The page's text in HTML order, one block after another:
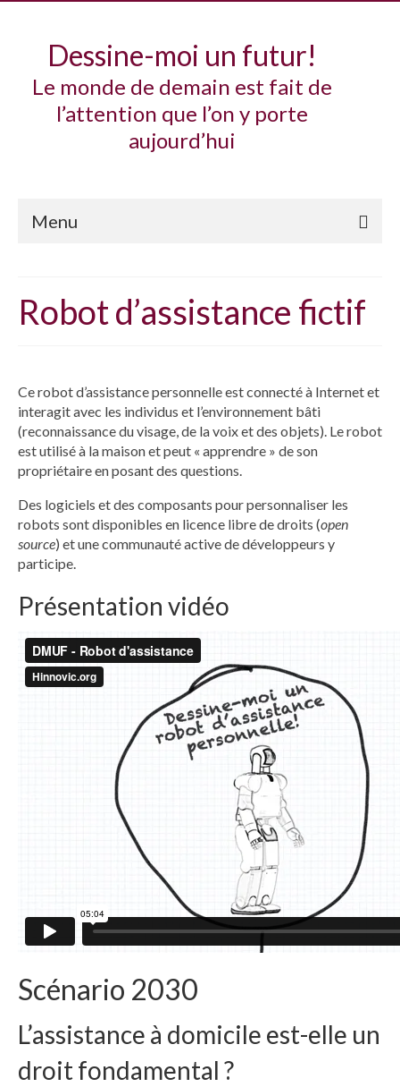
Dessine-moi un futur!
Le monde de demain est fait de
l’attention que l’on y porte
aujourd’hui
Menu
Outils de délibération
Robot d’assistance fictif
Conclusions
Remerciements
Robot d’assistance fictif
Ce robot d’assistance personnelle est connecté à Internet et
interagit avec les individus et l’environnement bâti
(reconnaissance du visage, de la voix et des objets). Le robot
est utilisé à la maison et peut « apprendre » de son
propriétaire en posant des questions.
Des logiciels et des composants pour personnaliser les
robots sont disponibles en licence libre de droits (open
source) et une communauté active de développeurs y
participe.
Présentation vidéo
Scénario 2030
L’assistance à domicile est-elle un
droit fondamental ?